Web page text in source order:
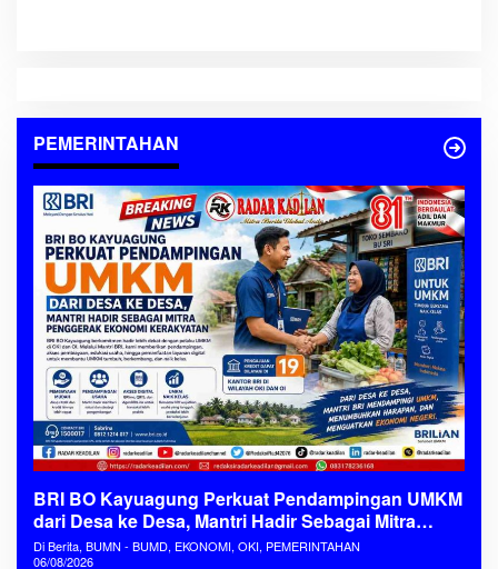
PEMERINTAHAN
BRI BO Kayuagung Perkuat Pendampingan UMKM
dari Desa ke Desa, Mantri Hadir Sebagai Mitra
Penggerak Ekonomi Kerakyatan
Di Berita, BUMN - BUMD, EKONOMI, OKI, PEMERINTAHAN
06/08/2026